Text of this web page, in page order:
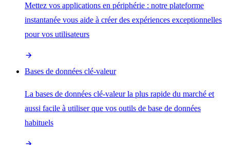
Mettez vos applications en périphérie : notre plateforme
instantanée vous aide à créer des expériences exceptionnelles
pour vos utilisateurs
Bases de données clé-valeur
La bases de données clé-valeur la plus rapide du marché et
aussi facile à utiliser que vos outils de base de données
habituels